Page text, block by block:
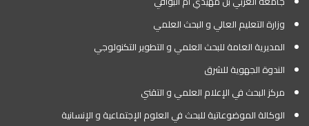
وزارة التعليم العالي و البحث العلمي
المديرية العامة للبحث العلمي و التطوير التكنولوجي
الندوة الجهوية للشرق
مركز البحث في الإعلام العلمي و التقني
الوكالة الموضوعاتية للبحث في العلوم الإجتماعية و الإنسانية